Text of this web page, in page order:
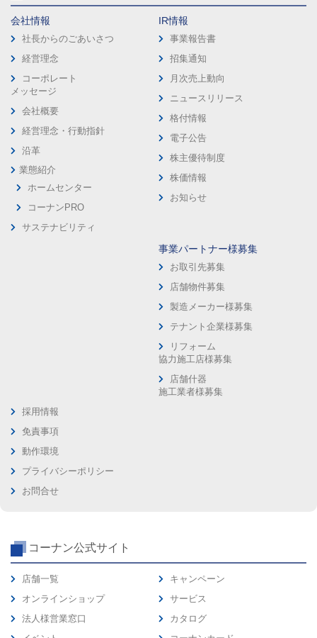
会社情報
社長からのごあいさつ
経営理念
コーポレート
メッセージ
会社概要
経営理念・行動指針
沿革
業態紹介
ホームセンター
コーナンPRO
サステナビリティ
IR情報
事業報告書
招集通知
月次売上動向
ニュースリリース
格付情報
電子公告
株主優待制度
株価情報
お知らせ
事業パートナー様募集
お取引先募集
店舗物件募集
製造メーカー様募集
テナント企業様募集
リフォーム
協力施工店様募集
店舗什器
施工業者様募集
採用情報
免責事項
動作環境
プライバシーポリシー
お問合せ
コーナン公式サイト
店舗一覧
オンラインショップ
法人様営業窓口
キャンペーン
サービス
カタログ